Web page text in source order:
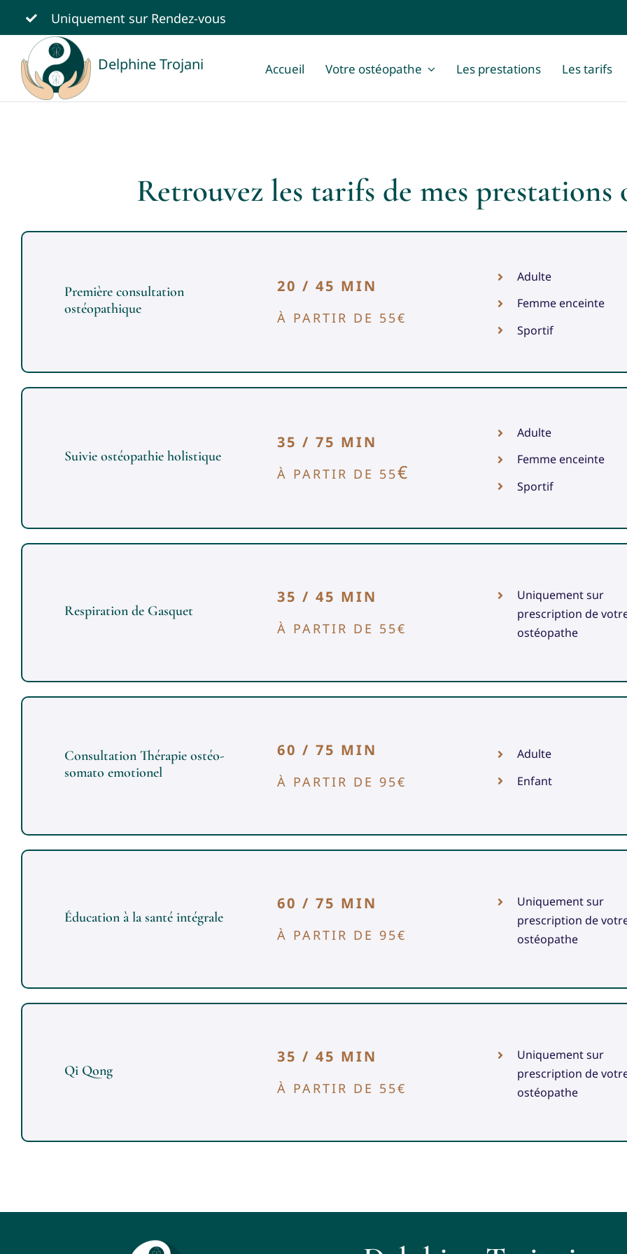
Passer
au
contenu
Uniquement sur Rendez-vous
Delphine Trojani Accueil Votre ostéopathe Les prestations Les tarifs
Retrouvez les tarifs de mes prestations
Première consultation
ostéopathique
20 / 45 MIN
À PARTIR DE 55€
Adulte
Femme enceinte
Sportif
Suivie ostéopathie holistique
35 / 75 MIN
À PARTIR DE 55€
Adulte
Femme enceinte
Sportif
Respiration de Gasquet
35 / 45 MIN
À PARTIR DE 55€
Uniquement sur
prescription de
ostéopathe
Consultation Thérapie ostéo-
somato emotionel
60 / 75 MIN
À PARTIR DE 95€
Adulte
Enfant
Éducation à la santé intégrale
60 / 75 MIN
À PARTIR DE 95€
Uniquement sur
prescription de
ostéopathe
Qi Qong
35 / 45 MIN
À PARTIR DE 55€
Uniquement sur
prescription de
ostéopathe